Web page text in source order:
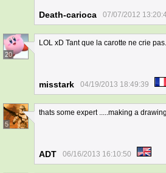
Death-carioca 07/07/2012
20
LOL xD Tant que la carotte ne crie
misstark 04/19/2013 18:49:39
5
thats some expert .....making a drawing
ADT 06/16/2013 16:10:50